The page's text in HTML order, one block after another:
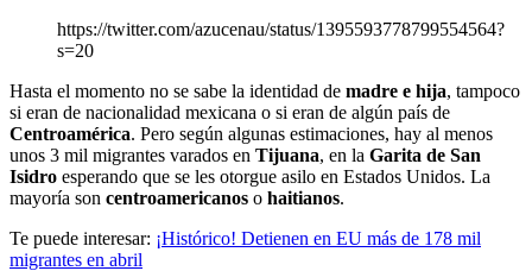
https://twitter.com/azucenau/status/1395593778799554564?
s=20
Hasta el momento no se sabe la identidad de madre e hija, tampoco
si eran de nacionalidad mexicana o si eran de algún país de
Centroamérica. Pero según algunas estimaciones, hay al menos
unos 3 mil migrantes varados en Tijuana, en la Garita de San
Isidro esperando que se les otorgue asilo en Estados Unidos. La
mayoría son centroamericanos o haitianos.
Te puede interesar: ¡Histórico! Detienen en EU más de 178 mil
migrantes en abril